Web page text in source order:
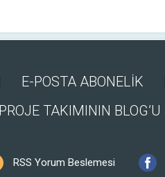
E-POSTA ABONELİK
PROJE TAKIMININ BLOG’U
RSS Yorum Beslemesi